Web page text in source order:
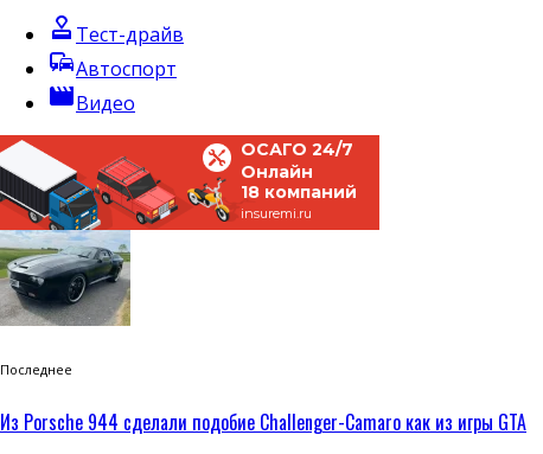
approval Тест-драйв
commuteАвтоспорт
movieВидео
ОСАГО 24/7
Онлайн
18 компаний
insuremi.ru
Последнее
Из Porsche 944 сделали подобие Challenger-Camaro как из игры GTA